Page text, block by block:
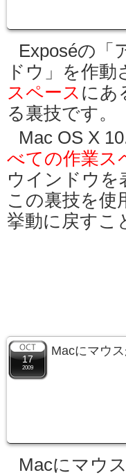
Exposéの「
ドウ」を作動
スペース にあ
る裏技です。
Mac OS X
べての作業ス
ウインドウを
この裏技を使
挙動に戻すこ
17
2009
Macにマウ
Macにマウ